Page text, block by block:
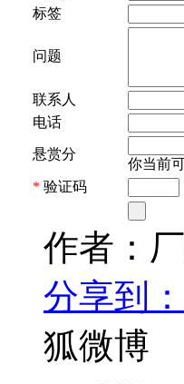
标签
问题
联系人
电话
悬赏分
你当前
* 验证码
作者：
分享到：
狐微博